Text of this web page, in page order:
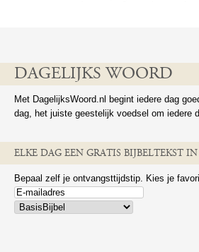
DAGELIJKS WOORD
Met DagelijksWoord.nl begint iedere dag
dag, het juiste geestelijk voedsel om iedere
ELKE DAG EEN GRATIS BIJBELTEKST
Bepaal zelf je ontvangsttijdstip. Kies je